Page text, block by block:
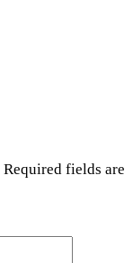
Required fields are